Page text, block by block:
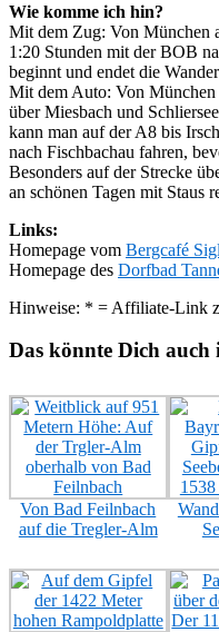
Wie komme ich hin?
Mit dem Zug: Von München
1:20 Stunden mit der BOB
beginnt und endet die
Mit dem Auto: Von München
über Miesbach und
kann man auf der A8 bis
nach Fischbachau fahren,
Besonders auf der Strecke
an schönen Tagen mit Staus
Links:
Homepage vom Bergcafé
Homepage des Dorfbad
Hinweise: * = Affiliate-Link
Das könnte Dich auch
Von Bad Feilnbach
auf die Tregler-Alm